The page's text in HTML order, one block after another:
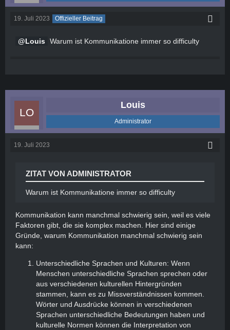
19. Juli 2023 Offizieller Beitrag
Louis Warum ist Kommunikatione immer so difficulty
Louis
Administrator
19. Juli 2023
ZITAT VON ADMINISTRATOR
Warum ist Kommunikatione immer so difficulty
Kommunikation kann manchmal schwierig sein, weil es viele
Faktoren gibt, die sie komplex machen. Hier sind einige
Gründe, warum Kommunikation manchmal schwierig sein
kann:
Unterschiedliche Sprachen und Kulturen: Wenn
Menschen unterschiedliche Sprachen sprechen oder
aus verschiedenen kulturellen Hintergründen
stammen, kann es zu Missverständnissen kommen.
Wörter und Ausdrücke können in verschiedenen
Sprachen unterschiedliche Bedeutungen haben und
kulturelle Normen können die Interpretation von